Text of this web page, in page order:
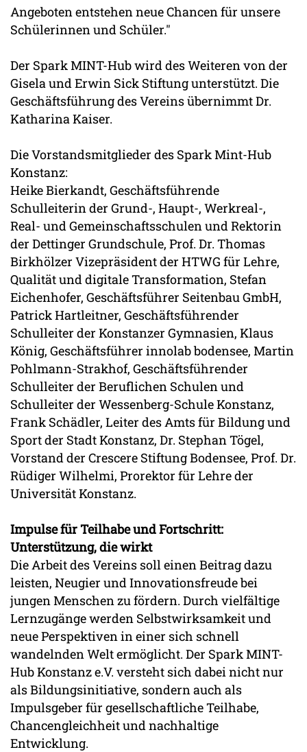
Angeboten entstehen neue Chancen für unsere
Schülerinnen und Schüler."
Der Spark MINT-Hub wird des Weiteren von der
Gisela und Erwin Sick Stiftung unterstützt. Die
Geschäftsführung des Vereins übernimmt Dr.
Katharina Kaiser.
Die Vorstandsmitglieder des Spark Mint-Hub
Konstanz:
Heike Bierkandt, Geschäftsführende
Schulleiterin der Grund-, Haupt-, Werkreal-,
Real- und Gemeinschaftsschulen und Rektorin
der Dettinger Grundschule, Prof. Dr. Thomas
Birkhölzer Vizepräsident der HTWG für Lehre,
Qualität und digitale Transformation, Stefan
Eichenhofer, Geschäftsführer Seitenbau GmbH,
Patrick Hartleitner, Geschäftsführender
Schulleiter der Konstanzer Gymnasien, Klaus
König, Geschäftsführer innolab bodensee, Martin
Pohlmann-Strakhof, Geschäftsführender
Schulleiter der Beruflichen Schulen und
Schulleiter der Wessenberg-Schule Konstanz,
Frank Schädler, Leiter des Amts für Bildung und
Sport der Stadt Konstanz, Dr. Stephan Tögel,
Vorstand der Crescere Stiftung Bodensee, Prof. Dr.
Rüdiger Wilhelmi, Prorektor für Lehre der
Universität Konstanz.
Impulse für Teilhabe und Fortschritt:
Unterstützung, die wirkt
Die Arbeit des Vereins soll einen Beitrag dazu
leisten, Neugier und Innovationsfreude bei
jungen Menschen zu fördern. Durch vielfältige
Lernzugänge werden Selbstwirksamkeit und
neue Perspektiven in einer sich schnell
wandelnden Welt ermöglicht. Der Spark MINT-
Hub Konstanz e.V. versteht sich dabei nicht nur
als Bildungsinitiative, sondern auch als
Impulsgeber für gesellschaftliche Teilhabe,
Chancengleichheit und nachhaltige
Entwicklung.